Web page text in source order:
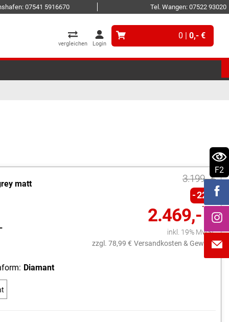
07541 5916670 Tel. Wangen: 07522 93020
vergleichen Login
0 | 0,- €
3.199,- €
22%
2.469,- €
inkl. 19% MwSt.
zzgl. 78,99 € Versandkosten & Gewicht
matt
Diamant
F2